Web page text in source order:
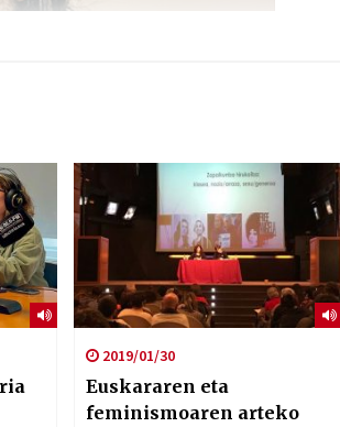
2019/01/30
Euskararen eta
feminismoaren arteko